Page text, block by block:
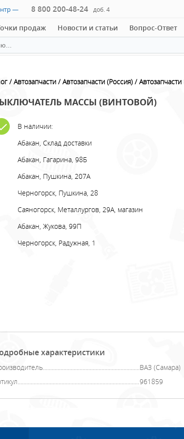
— 8 800 200-48-24 доб. 4
продаж Новости и статьи Вопрос-Ответ
Автозапчасти Автозапчасти (Россия)
МАССЫ (ВИНТОВОЙ)
В наличии:
Абакан, Склад доставки
Абакан, Гагарина, 98Б
Абакан, Пушкина, 207А
Черногорск, Пушкина, 28
Саяногорск, Металлургов, 29А, магазин
Абакан, Жукова, 99П
Черногорск, Радужная, 1
характеристики
ВАЗ (Самара)
961859